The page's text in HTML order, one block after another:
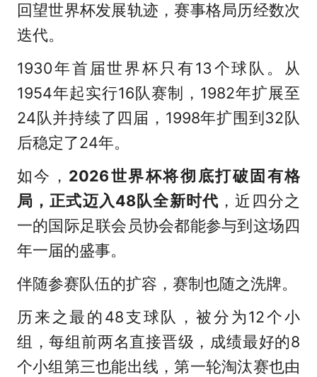
回望世界杯发展轨迹，赛事格局历经数次
迭代。
1930年首届世界杯只有13个球队。从
1954年起实行16队赛制，1982年扩展至
24队并持续了四届，1998年扩围到32队
后稳定了24年。
如今， 2026世界杯将彻底打破固有格
局，正式迈入48队全新时代 ，近四分之
一的国际足联会员协会都能参与到这场四
年一届的盛事。
伴随参赛队伍的扩容，赛制也随之洗牌。
历来之最的48支球队，被分为12个小
组，每组前两名直接晋级，成绩最好的8
个小组第三也能出线，第一轮淘汰赛也由